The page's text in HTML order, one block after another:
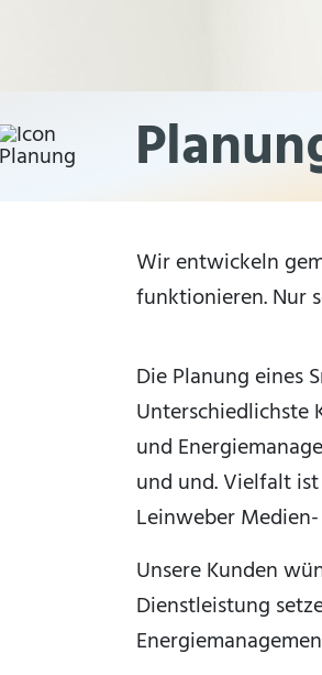
Wir entwickeln
funktionieren. Nur
Die Planung eines
Unterschiedlichste
und
und und. Vielfalt
Leinweber
Unsere Kunden
Dienstleistung